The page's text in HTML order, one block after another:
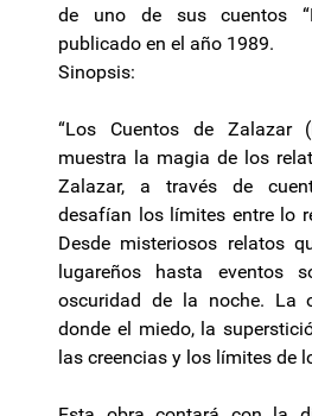
de uno de sus cuentos
publicado en el año 1989.
Sinopsis:
“Los Cuentos de Zalazar
muestra la magia de los
Zalazar, a través de
desafían los límites entre lo
Desde misteriosos relatos
lugareños hasta eventos
oscuridad de la noche. La
donde el miedo, la
las creencias y los límites de